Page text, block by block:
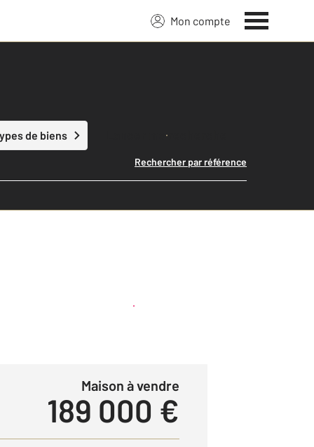
Mon compte
de biens Lancer ma recherche
Rechercher par référence
Créer une alerte
Maison à vendre
189 000 €